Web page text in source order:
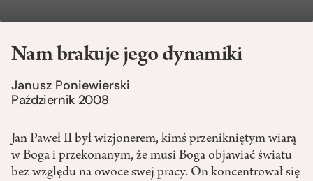
Nam brakuje jego dynamiki
Janusz Poniewierski
Październik 2008
Jan Paweł II był wizjonerem, kimś przenikniętym wiarą
w Boga i przekonanym, że musi Boga objawiać światu
bez względu na owoce swej pracy. On koncentrował się